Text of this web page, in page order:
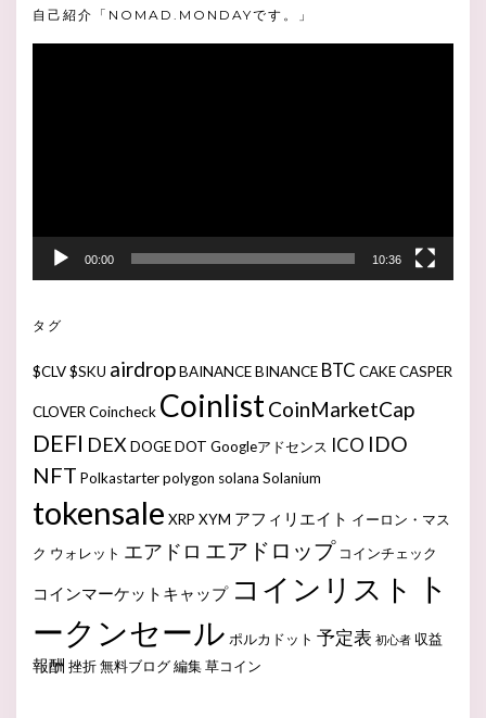
自己紹介「NOMAD.MONDAYです。」
00:00 10:36
タグ
$CLV$SKU airdropBAINANCEBINANCE BTC CAKECASPER
CLOVER Coincheck CoinlistCoinMarketCap
DEFI DEX DOGEDOT Googleアドセンス ICO IDO
NFT Polkastarterpolygon solana Solanium
tokensale XRP XYM アフィリエイト イーロン・マス
ク ウォレット エアドロ エアドロップ コインチェック
コインマーケットキャップ コインリスト
ト
ークンセール ポルカドット 予定表 初心者 収益
報酬 挫折無料ブログ編集草コイン